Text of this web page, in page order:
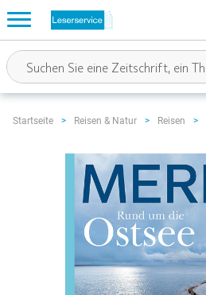
Startseite Reisen & Natur Reisen